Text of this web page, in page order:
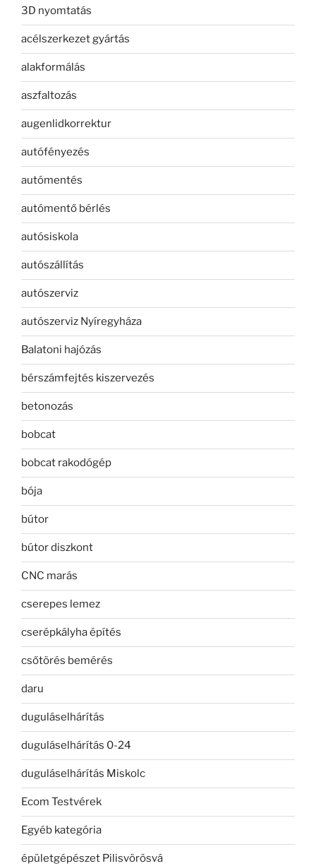
3D nyomtatás
acélszerkezet gyártás
alakformálás
aszfaltozás
augenlidkorrektur
autófényezés
autómentés
autómentő bérlés
autósiskola
autószállítás
autószerviz
autószerviz Nyíregyháza
Balatoni hajózás
bérszámfejtés kiszervezés
betonozás
bobcat
bobcat rakodógép
bója
bútor
bútor diszkont
CNC marás
cserepes lemez
cserépkályha építés
csőtörés bemérés
daru
duguláselhárítás
duguláselhárítás 0-24
duguláselhárítás Miskolc
Ecom Testvérek
Egyéb kategória
épületgépészet Pilisvörösvá